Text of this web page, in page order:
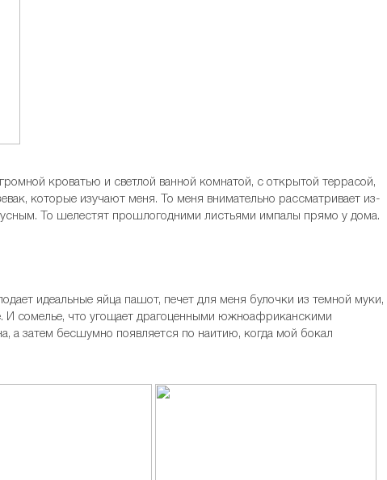
кроватью и светлой ванной комнатой, с открытой террасой,
которые изучают меня. То меня внимательно рассматривает из-
То шелестят прошлогодними листьями импалы прямо у дома.
идеальные яйца пашот, печет для меня булочки из темной муки,
И сомелье, что угощает драгоценными южноафриканскими
а затем бесшумно появляется по наитию, когда мой бокал